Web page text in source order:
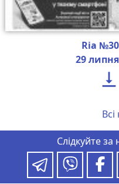
Ria
29

Слідкуйте